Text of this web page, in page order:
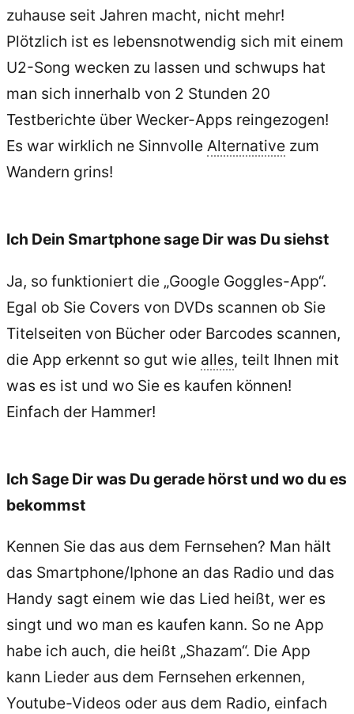
zuhause seit Jahren macht, nicht mehr!
Plötzlich ist es lebensnotwendig sich mit einem
U2-Song wecken zu lassen und schwups hat
man sich innerhalb von 2 Stunden 20
Testberichte über Wecker-Apps reingezogen!
Es war wirklich ne Sinnvolle Alternative zum
Wandern grins!
Ich Dein Smartphone sage Dir was Du siehst
Ja, so funktioniert die „Google Goggles-App“.
Egal ob Sie Covers von DVDs scannen ob Sie
Titelseiten von Bücher oder Barcodes scannen,
die App erkennt so gut wie alles, teilt Ihnen mit
was es ist und wo Sie es kaufen können!
Einfach der Hammer!
Ich Sage Dir was Du gerade hörst und wo du es
bekommst
Kennen Sie das aus dem Fernsehen? Man hält
das Smartphone/Iphone an das Radio und das
Handy sagt einem wie das Lied heißt, wer es
singt und wo man es kaufen kann. So ne App
habe ich auch, die heißt „Shazam“. Die App
kann Lieder aus dem Fernsehen erkennen,
Youtube-Videos oder aus dem Radio, einfach